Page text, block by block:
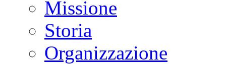
Missione
Storia
Organizzazione